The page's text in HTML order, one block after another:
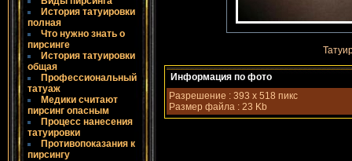
История татуировки
полная
Что нужно знать о
пирсинге
История татуировки
общая
Профессиональный
татуаж
Медики считают
пирсинг опасным
Процесс нанесения
татуировки
Противопоказания к
пирсингу
Информaция по фото
Разрешение : 393 x 518 пикс
Размeр файла : 23 Kb